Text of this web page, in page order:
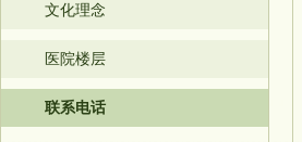
文化理念
医院楼层
联系电话